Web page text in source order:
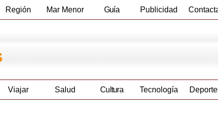
Región Mar Menor Guía Publicidad
Viajar Salud Cultura Tecnología